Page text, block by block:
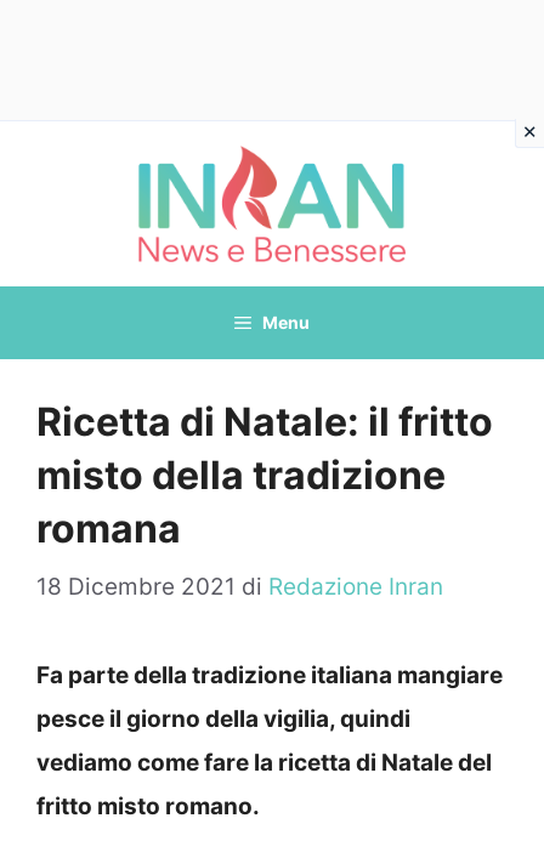
Menu
Ricetta di Natale: il fritto
misto della tradizione
romana
18 Dicembre 2021 di Redazione Inran
Fa parte della tradizione italiana mangiare
pesce il giorno della vigilia, quindi
vediamo come fare la ricetta di Natale del
fritto misto romano.